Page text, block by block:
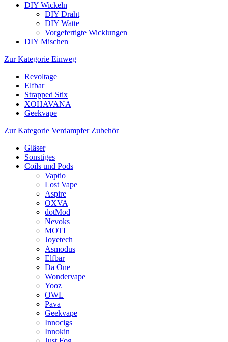
DIY Wickeln
DIY Draht
DIY Watte
Vorgefertigte Wicklungen
DIY Mischen
Zur Kategorie Einweg
Revoltage
Elfbar
Strapped Stix
XOHAVANA
Geekvape
Zur Kategorie Verdampfer Zubehör
Gläser
Sonstiges
Coils und Pods
Vaptio
Lost Vape
Aspire
OXVA
dotMod
Nevoks
MOTI
Joyetech
Asmodus
Elfbar
Da One
Wondervape
Yooz
OWL
Pava
Geekvape
Innocigs
Innokin